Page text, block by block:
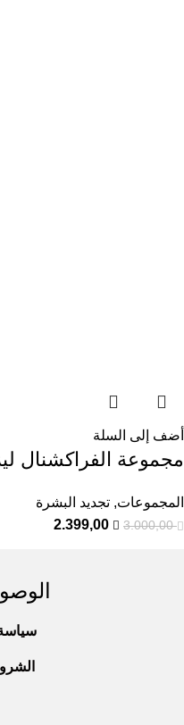
أضف إلى السلة
مجموعة الفراكشنال
المجموعات, تجديد البشرة
3.000,00
2.399,00